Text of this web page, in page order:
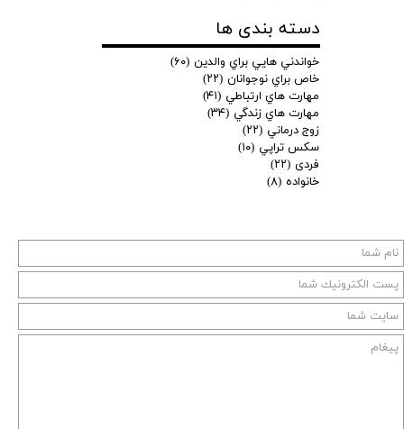
دسته بندی ها
خواندني هايي براي والدين (۶۰)
خاص براي نوجوانان (۲۲)
مهارت هاي ارتباطي (۴۱)
مهارت هاي زندگي (۳۴)
زوج درماني (۲۲)
سكس تراپي (۱۰)
فردی (۲۲)
خانواده (۸)